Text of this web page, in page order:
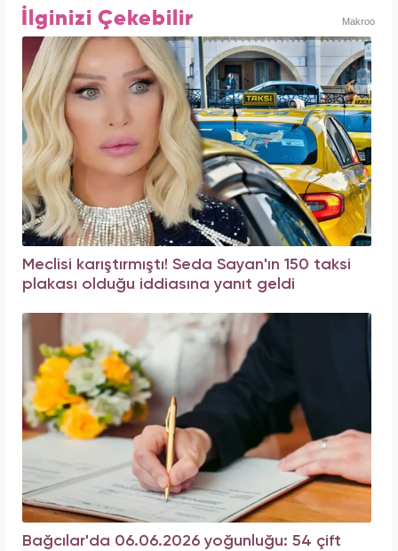
İlginizi Çekebilir Makroo
Meclisi karıştırmıştı! Seda Sayan'ın 150 taksi
plakası olduğu iddiasına yanıt geldi
Bağcılar'da 06.06.2026 yoğunluğu: 54 çift